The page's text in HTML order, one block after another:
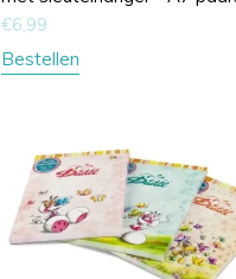
€6,99
Bestellen